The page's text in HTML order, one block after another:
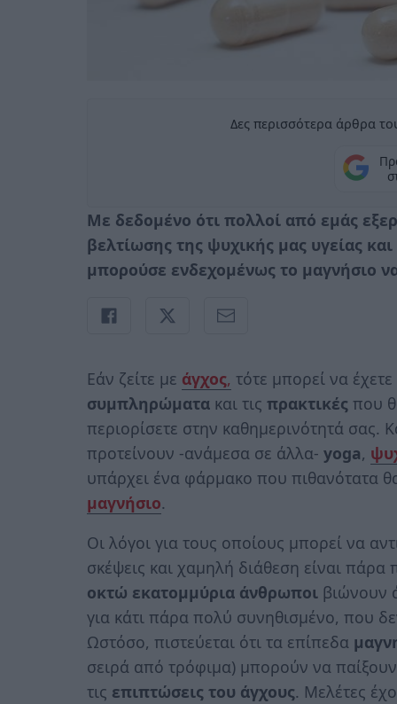
Δες περισσότερα άρθρα
Με δεδομένο ότι πολλοί από εμάς
βελτίωσης της ψυχικής μας υγείας
μπορούσε ενδεχομένως το μαγνήσιο
Εάν ζείτε με άγχος, τότε μπορεί να
συμπληρώματα και τις πρακτικές που
περιορίσετε στην καθημερινότητά σας.
προτείνουν -ανάμεσα σε άλλα- yoga,
υπάρχει ένα φάρμακο που πιθανότατα
μαγνήσιο.
Οι λόγοι για τους οποίους μπορεί να
σκέψεις και χαμηλή διάθεση είναι
οκτώ εκατομμύρια άνθρωποι βιώνουν
για κάτι πάρα πολύ συνηθισμένο, που
Ωστόσο, πιστεύεται ότι τα επίπεδα
σειρά από τρόφιμα) μπορούν να
τις επιπτώσεις του άγχους. Μελέτες